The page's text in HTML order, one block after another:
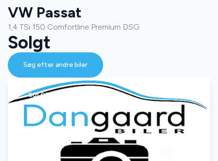
SOLGT
VW Passat
1,4 TSi 150 Comfortline Premium DSG
Solgt
Søg efter andre biler